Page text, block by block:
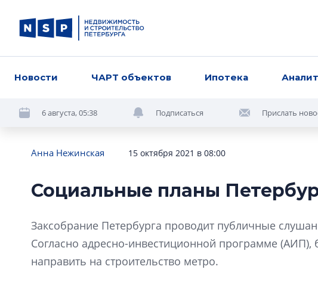
Новости ЧАРТ объектов Ипотека
6 августа, 05:38 Подписаться Прислать
Анна Нежинская 15 октября 2021 в 08:00
Социальные планы
Заксобрание Петербурга проводит публичные
Согласно адресно-инвестиционной программе (АИП),
направить на строительство метро.